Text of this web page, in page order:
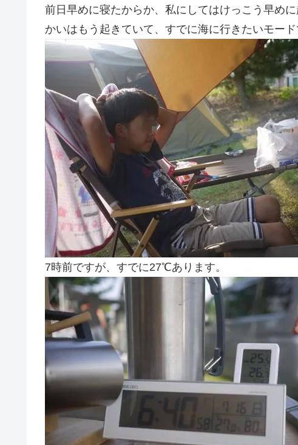
前日早めに寝たからか、私にしてはけっこう早め
かいはもう起きていて、すでに海に行きたいモード
7時前ですが、すでに27℃あります。